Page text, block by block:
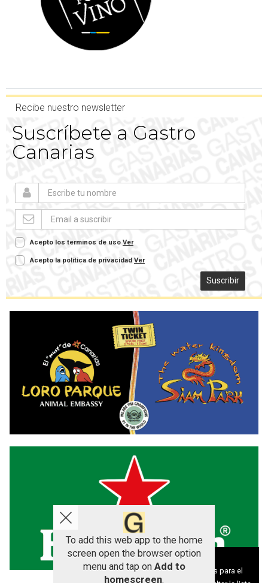
Recibe nuestro newsletter
Suscríbete a Gastro
Canarias
Acepto los terminos de uso Ver
Acepto la política de privacidad Ver
Suscribir
To add this web app to the home
screen open the browser option
menu and tap on Add to
homescreen.
Aviso sobre el Uso de cookies:
Utilizamos cookies nuestras y de terceros para el